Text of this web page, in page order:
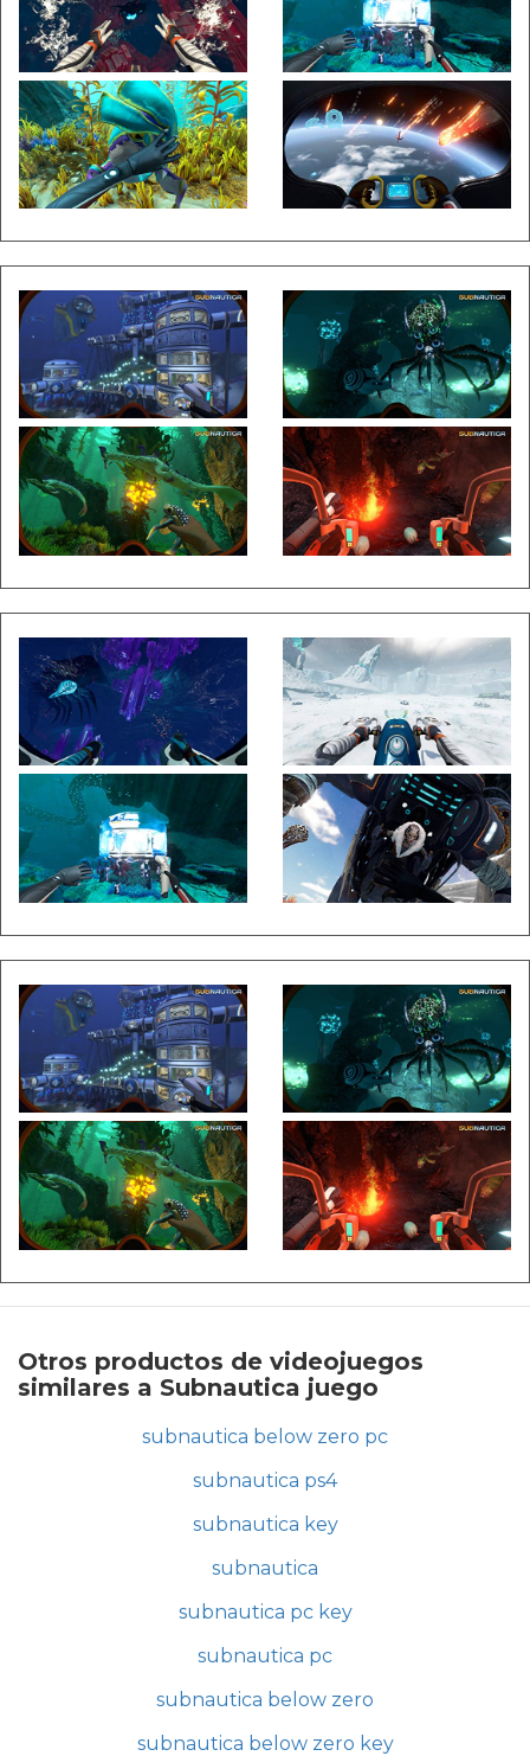
Otros productos de videojuegos
similares a Subnautica juego
subnautica below zero pc
subnautica ps4
subnautica key
subnautica
subnautica pc key
subnautica pc
subnautica below zero
subnautica below zero key